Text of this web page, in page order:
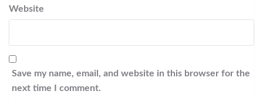
Website
Save my name, email, and website in this browser for the
next time I comment.